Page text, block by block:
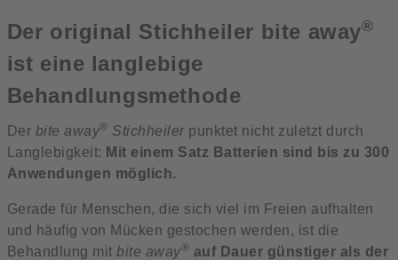
Der original Stichheiler bite away®
ist eine langlebige
Behandlungsmethode
Der bite away® Stichheilerpunktet nicht zuletzt durch
Langlebigkeit: Mit einem Satz Batterien sind bis zu 300
Anwendungen möglich.
Gerade für Menschen, die sich viel im Freien aufhalten
und häufig von Mücken gestochen werden, ist die
Behandlung mit bite away® auf Dauer günstiger als der